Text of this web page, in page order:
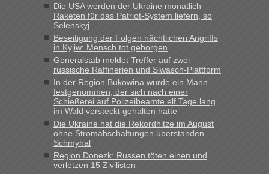
Die USA werden der Ukraine monatlich
Raketen für das Patriot-System liefern, so
Selenskyj
Beseitigung der Folgen nächtlichen Angriffs
in Kyjiw: Mensch tot geborgen
Generalstab meldet Treffer auf zwei
russische Raffinerien und Siwasch-Plattform
In der Region Bukowina wurde ein Mann
festgenommen, der sich nach einer
Schießerei auf Polizeibeamte elf Tage lang
im Wald versteckt gehalten hatte
Die Ukraine hat die Rekordhitze im August
ohne Stromabschaltungen überstanden –
Schmyhal
Region Donezk: Russen töten einen und
verletzen 15 Zivilisten